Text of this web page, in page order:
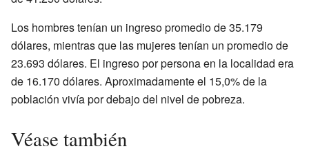
Los hombres tenían un ingreso promedio de 35.179
dólares, mientras que las mujeres tenían un promedio de
23.693 dólares. El ingreso por persona en la localidad era
de 16.170 dólares. Aproximadamente el 15,0% de la
población vivía por debajo del nivel de pobreza.
Véase también